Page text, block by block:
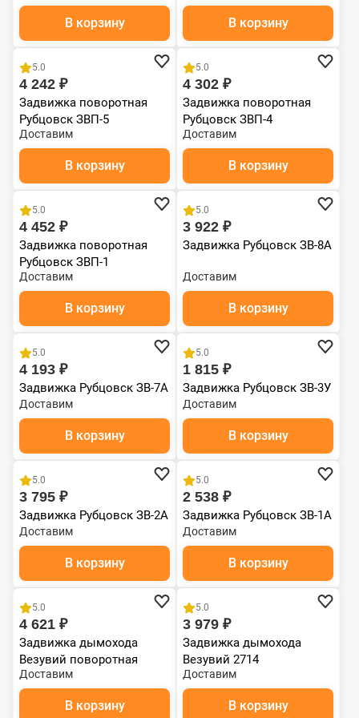
В корзину В корзину
Чугун
5.0
4 242 ₽
Задвижка поворотная
Рубцовск ЗВП-5
(1030х160х132)
Доставим
В корзину
Чугун
5.0
4 302 ₽
Задвижка поворотная
Рубцовск ЗВП-4
Доставим
В корзину
Чугун
5.0
4 452 ₽
Задвижка поворотная
Рубцовск ЗВП-1
Доставим
В корзину
Чугун
5.0
3 922 ₽
Задвижка Рубцовск ЗВ-8А
Доставим
В корзину
Чугун
5.0
4 193 ₽
Задвижка Рубцовск ЗВ-7А
Доставим
В корзину
Чугун
5.0
1 815 ₽
Задвижка Рубцовск ЗВ-3У
Доставим
В корзину
Чугун
5.0
3 795 ₽
Задвижка Рубцовск ЗВ-2А
Доставим
В корзину
Чугун
5.0
2 538 ₽
Задвижка Рубцовск ЗВ-1А
Доставим
В корзину
Чугун
5.0
4 621 ₽
Задвижка дымохода
Везувий поворотная
1427П
Доставим
В корзину
Чугун
5.0
3 979 ₽
Задвижка дымохода
Везувий 2714
Доставим
В корзину